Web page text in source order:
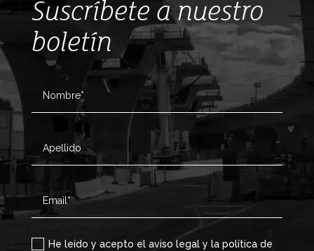
Suscríbete a nuestro
boletín
He leído y acepto el aviso legal y la política de